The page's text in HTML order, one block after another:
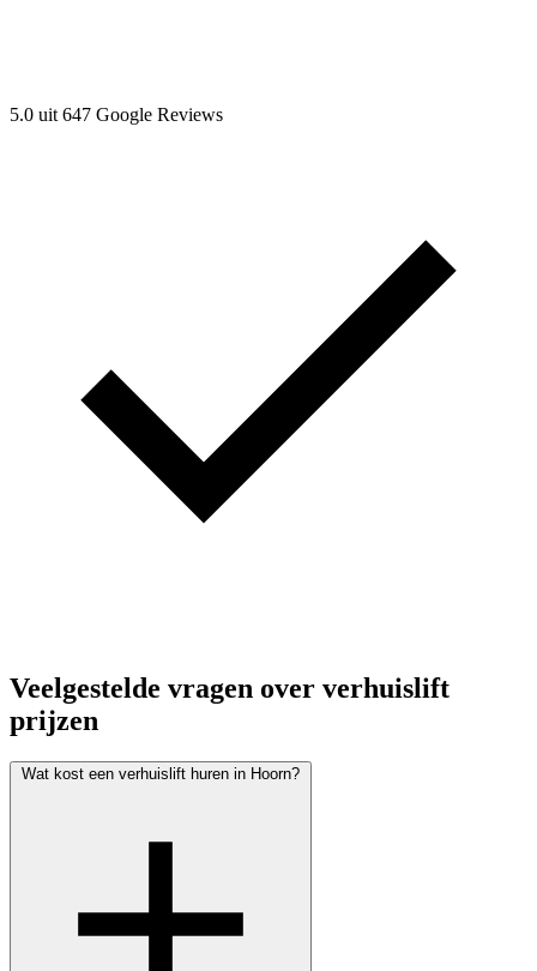
5.0 uit 647 Google Reviews
Veelgestelde vragen over verhuislift
prijzen
Wat kost een verhuislift huren in Hoorn?